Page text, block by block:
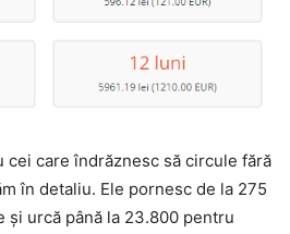
cei care îndrăznesc să circule fără
în detaliu. Ele pornesc de la 275
și urcă până la 23.800 pentru